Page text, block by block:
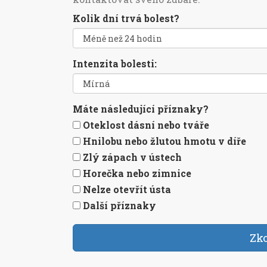
Kolik dní trvá bolest?
Intenzita bolesti:
Máte následující příznaky?
Oteklost dásní nebo tváře
Hnilobu nebo žlutou hmotu v díře
Zlý zápach v ústech
Horečka nebo zimnice
Nelze otevřít ústa
Další příznaky